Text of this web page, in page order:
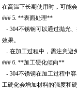
在高温下长期使用时，可能
### 5. **表面处理**
- 304不锈钢可以通过抛光
效果。
- 在加工过程中，需注意避
### 6. **加工硬化倾向**
- 304不锈钢在加工过程中
工硬化会增加材料的强度和